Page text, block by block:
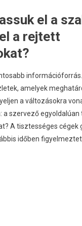
el a
a rejtett
amelyek
a változásokra
szervező egyoldalúan
A tisztességes cégek
időben